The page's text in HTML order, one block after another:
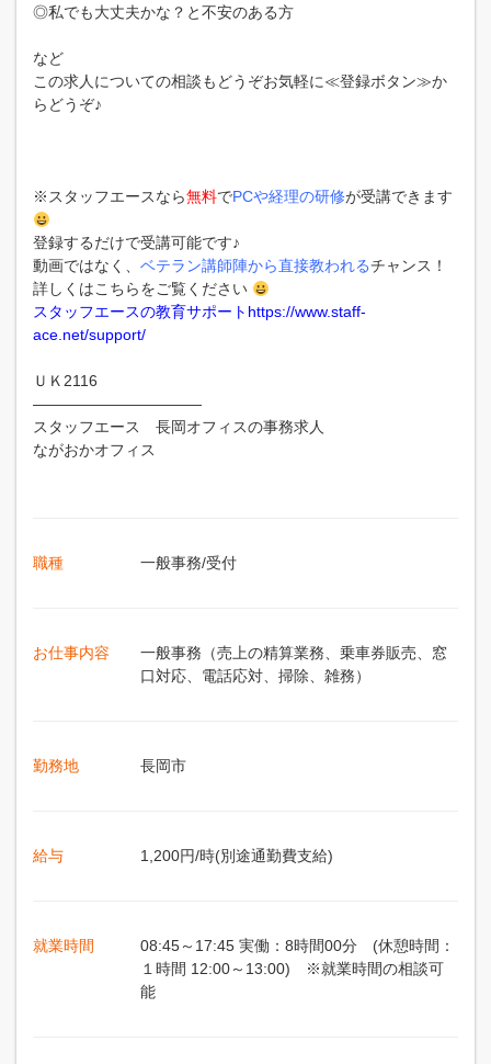
◎私でも大丈夫かな？と不安のある方
など
この求人についての相談もどうぞお気軽に≪登録ボタン≫か
らどうぞ♪
※スタッフエースなら無料でPCや経理の研修が受講できます
登録するだけで受講可能です♪
動画ではなく、 ベテラン講師陣から直接教われるチャンス！
詳しくはこちらをご覧ください
スタッフエースの教育サポートhttps://www.staff-
ace.net/support/
ＵＫ2116
———————————
スタッフエース 長岡オフィスの事務求人
ながおかオフィス
職種 一般事務/受付
お仕事内容
一般事務（売上の精算業務、乗車券販売、窓
口対応、電話応対、掃除、雑務）
勤務地 長岡市
給与 1,200円/時(別途通勤費支給)
就業時間
08:45～17:45 実働：8時間00分 (休憩時間：
１時間 12:00～13:00) ※就業時間の相談可
能